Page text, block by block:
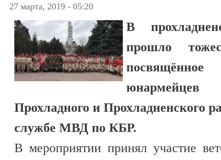
27 марта, 2019 - 05:20
В
прошло
Прохладного и Прохладненского
службе МВД по КБР.
В мероприятии принял участие